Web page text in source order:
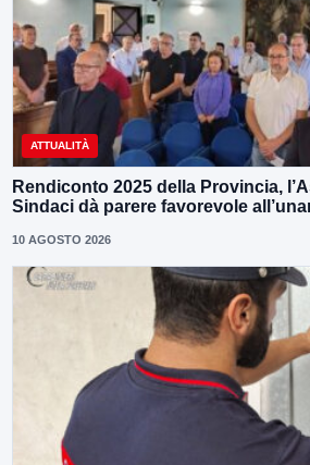
ATTUALITÀ
Rendiconto 2025 della Provincia,
Sindaci dà parere favorevole
10 AGOSTO 2026